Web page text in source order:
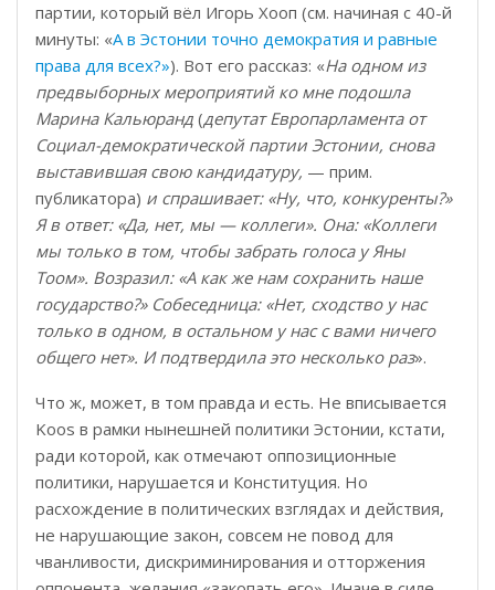
партии, который вёл Игорь Хооп (см. начиная с 40-й
минуты: «А в Эстонии точно демократия и равные
права для всех?»). Вот его рассказ: «На одном из
предвыборных мероприятий ко мне подошла
Марина Кальюранд (депутат Европарламента от
Социал-демократической партии Эстонии, снова
выставившая свою кандидатуру, — прим.
публикатора) и спрашивает: «Ну, что, конкуренты?»
Я в ответ: «Да, нет, мы — коллеги». Она: «Коллеги
мы только в том, чтобы забрать голоса у Яны
Тоом». Возразил: «А как же нам сохранить наше
государство?» Собеседница: «Нет, сходство у нас
только в одном, в остальном у нас с вами ничего
общего нет». И подтвердила это несколько раз».
Что ж, может, в том правда и есть. Не вписывается
Koos в рамки нынешней политики Эстонии, кстати,
ради которой, как отмечают оппозиционные
политики, нарушается и Конституция. Но
расхождение в политических взглядах и действия,
не нарушающие закон, совсем не повод для
чванливости, дискриминирования и отторжения